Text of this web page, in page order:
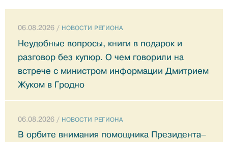
06.08.2026 / НОВОСТИ РЕГИОНА
Неудобные вопросы, книги в подарок и
разговор без купюр. О чем говорили на
встрече с министром информации Дмитрием
Жуком в Гродно
06.08.2026 / НОВОСТИ РЕГИОНА
В орбите внимания помощника Президента–